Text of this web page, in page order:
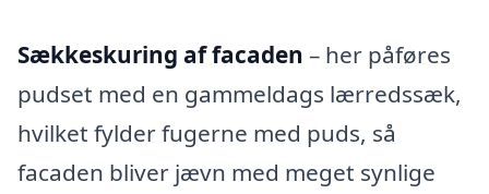
Sækkeskuring af facaden – her påføres
pudset med en gammeldags lærredssæk,
hvilket fylder fugerne med puds, så
facaden bliver jævn med meget synlige